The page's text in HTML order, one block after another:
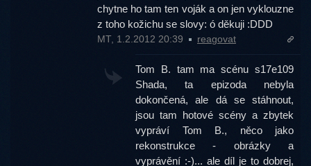
chytne ho tam ten voják a on jen vyklouzne
z toho kožichu se slovy: ó děkuji :DDD
MT, 1.2.2012 20:39 reagovat
Tom B. tam ma scénu s17e109
Shada, ta epizoda nebyla
dokončená, ale dá se stáhnout,
jsou tam hotové scény a zbytek
vypráví Tom B., něco jako
rekonstrukce - obrázky a
vyprávění :-)... ale díl je to dobrej,